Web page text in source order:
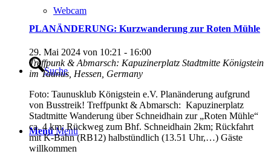
Webcam
Suche
Menü Menü
PLANÄNDERUNG: Kurzwanderung zur Roten Mühle
29. Mai 2024 von 10:21 - 16:00
Treffpunk & Abmarsch: Kapuzinerplatz Stadtmitte Königstein
im Taunus, Hessen, Germany
Foto: Taunusklub Königstein e.V. Planänderung aufgrund
von Busstreik! Treffpunkt & Abmarsch: Kapuzinerplatz
Stadtmitte Wanderung über Schneidhain zur „Roten Mühle“
ca. 4 km; Rückweg zum Bhf. Schneidhain 2km; Rückfahrt
mit K-Bahn (RB12) halbstündlich (13.51 Uhr,…) Gäste
willkommen